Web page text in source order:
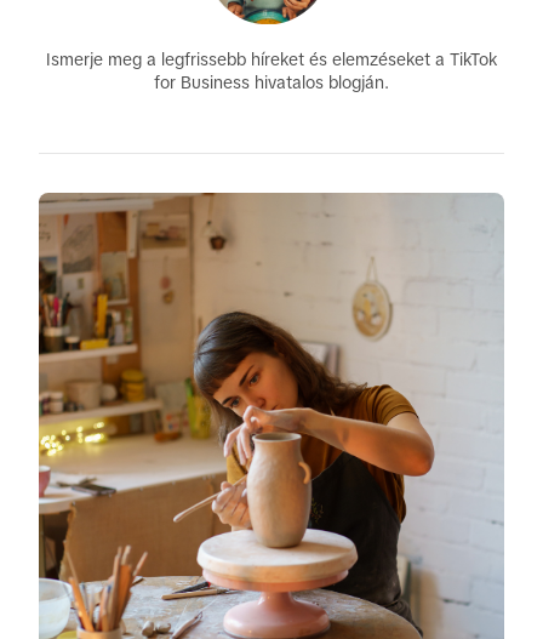
Ismerje meg a legfrissebb híreket és elemzéseket a TikTok
for Business hivatalos blogján.